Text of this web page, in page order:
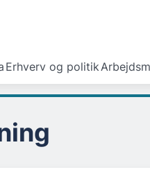
Erhverv og politik